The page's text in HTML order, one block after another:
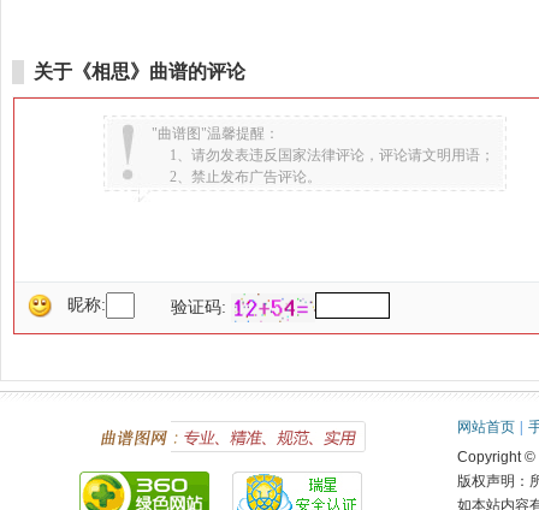
关于《相思》曲谱的评论
"曲谱图"温馨提醒：
1、请勿发表违反国家法律评论，评论请文明用语；
2、禁止发布广告评论。
昵称: 验证码:
网站首页
Copyright ©
版权声明：
如本站内容